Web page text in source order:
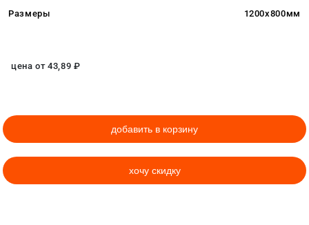
Размеры 1200x800мм
цена от43,89 ₽
добавить в корзину
хочу скидку